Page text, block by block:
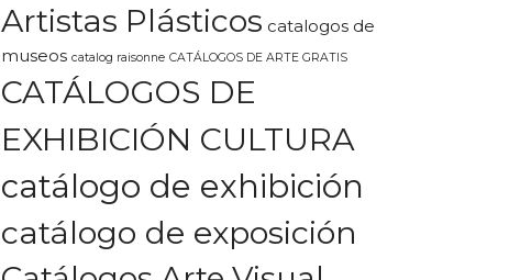
Artistas Plásticos catalogos de
museos catalog raisonne CATÁLOGOS DE ARTE GRATIS
CATÁLOGOS DE
EXHIBICIÓN CULTURA
catálogo de exhibición
catálogo de exposición